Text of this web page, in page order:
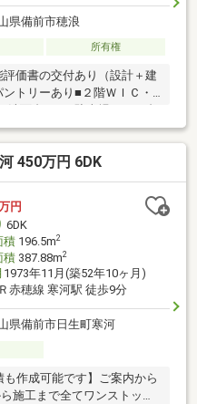
県備前市穂浪
所有権
価書の交付あり（設計＋建
トリーあり■２階ＷＩＣ・
洗面台あり■駐車場あり５台
450万円 6DK
円
6DK
積196.5m2
積387.88m2
1973年11月(築52年10ヶ月)
赤穂線 寒河駅 徒歩9分
県備前市日生町寒河
も作成可能です】ご案内から
施工まで全てワンストップ